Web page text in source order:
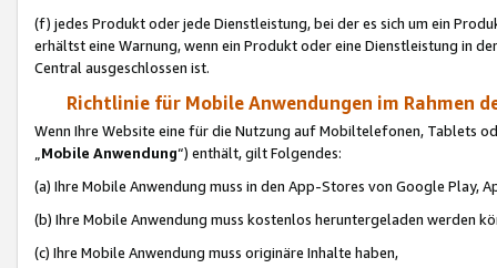
(f) jedes Produkt oder jede Dienstleistung, bei der es sich um ein
erhältst eine Warnung, wenn ein Produkt oder eine Dienstleistung in
Central ausgeschlossen ist.
Richtlinie für Mobile Anwendungen im Rahmen
Wenn Ihre Website eine für die Nutzung auf Mobiltelefonen, Tablets
„Mobile Anwendung“) enthält, gilt Folgendes:
(a) Ihre Mobile Anwendung muss in den App-Stores von Google Play,
(b) Ihre Mobile Anwendung muss kostenlos heruntergeladen werden
(c) Ihre Mobile Anwendung muss originäre Inhalte haben,